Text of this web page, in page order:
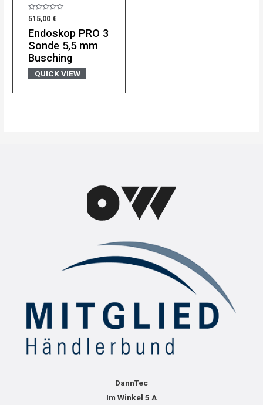
Bewertet
mit
0
von
5
515,00 €
Endoskop PRO 3
Sonde 5,5 mm
Busching
QUICK VIEW
DannTec
Im Winkel 5 A